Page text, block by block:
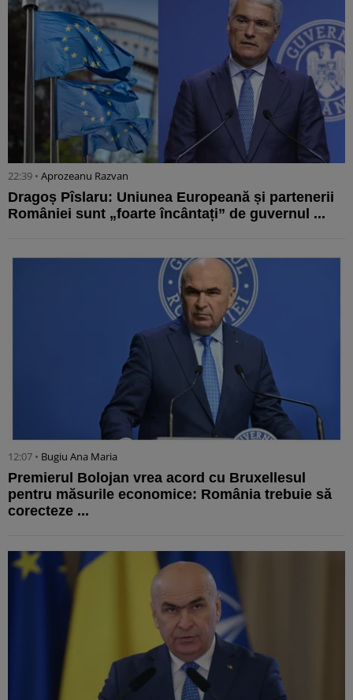
22:39 • Aprozeanu Razvan
Dragoș Pîslaru: Uniunea Europeană și partenerii
României sunt „foarte încântați” de guvernul ...
12:07 • Bugiu ⁠Ana Maria
Premierul Bolojan vrea acord cu Bruxellesul
pentru măsurile economice: România trebuie să
corecteze ...